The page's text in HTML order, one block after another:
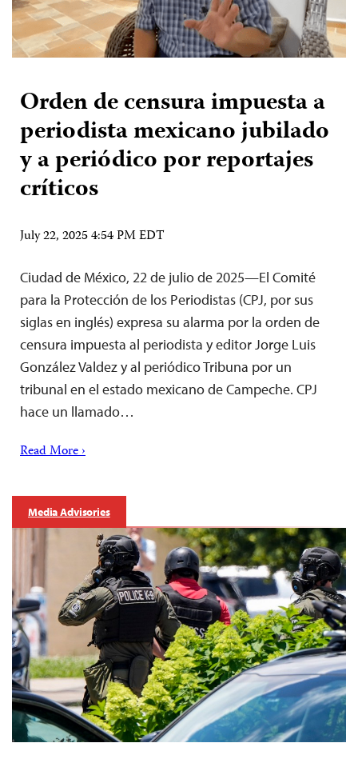
Orden de censura impuesta a
periodista mexicano jubilado
y a periódico por reportajes
críticos
July 22, 2025 4:54 PM EDT
Ciudad de México, 22 de julio de 2025—El Comité
para la Protección de los Periodistas (CPJ, por sus
siglas en inglés) expresa su alarma por la orden de
censura impuesta al periodista y editor Jorge Luis
González Valdez y al periódico Tribuna por un
tribunal en el estado mexicano de Campeche. CPJ
hace un llamado…
Read More ›
Media Advisories